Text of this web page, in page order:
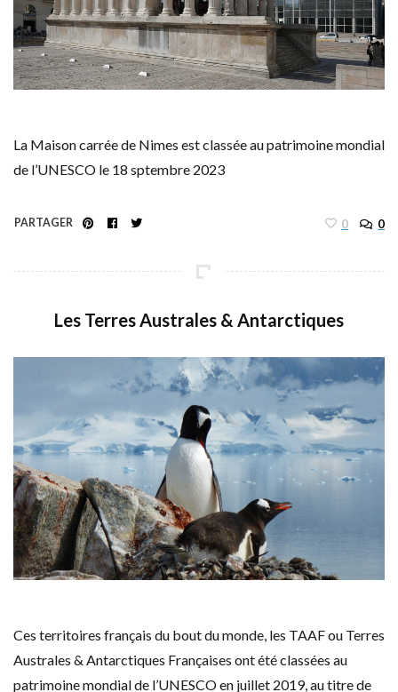
La Maison carrée de Nimes est classée au patrimoine mondial
de l’UNESCO le 18 sptembre 2023
PARTAGER 0 0
Les Terres Australes & Antarctiques
Ces territoires français du bout du monde, les TAAF ou Terres
Australes & Antarctiques Françaises ont été classées au
patrimoine mondial de l’UNESCO en juillet 2019, au titre de